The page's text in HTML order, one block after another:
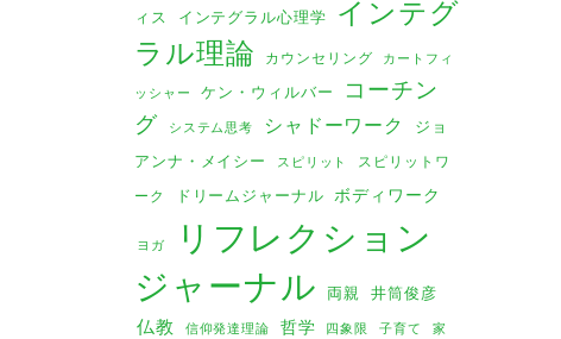
ィス
インテグラル心理学 インテグ
ラル理論
カウンセリング
カートフィ
ッシャー
ケン・ウィルバー
コーチン
グ
システム思考 シャドーワーク
ジョ
アンナ・メイシー
スピリット
スピリットワ
ーク
ドリームジャーナル ボディワーク
ヨガ
リフレクション
ジャーナル 両親 井筒俊彦
仏教 信仰発達理論 哲学 四象限 子育て
家